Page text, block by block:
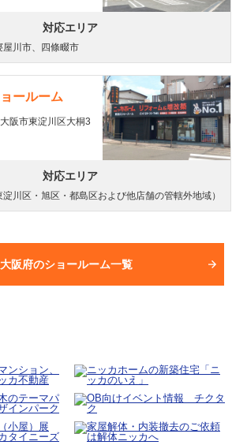
対応エリア
屋川市、四條畷市
ールーム
阪市東淀川区大桐3
対応エリア
川区・旭区・都島区および他店舗の管轄外地域）
大阪府のショールーム一覧